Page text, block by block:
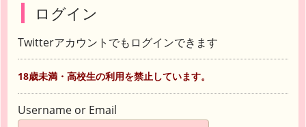
ログイン
Twitterアカウントでもログインできます
18歳未満・高校生の利用を禁止しています。
Username or Email